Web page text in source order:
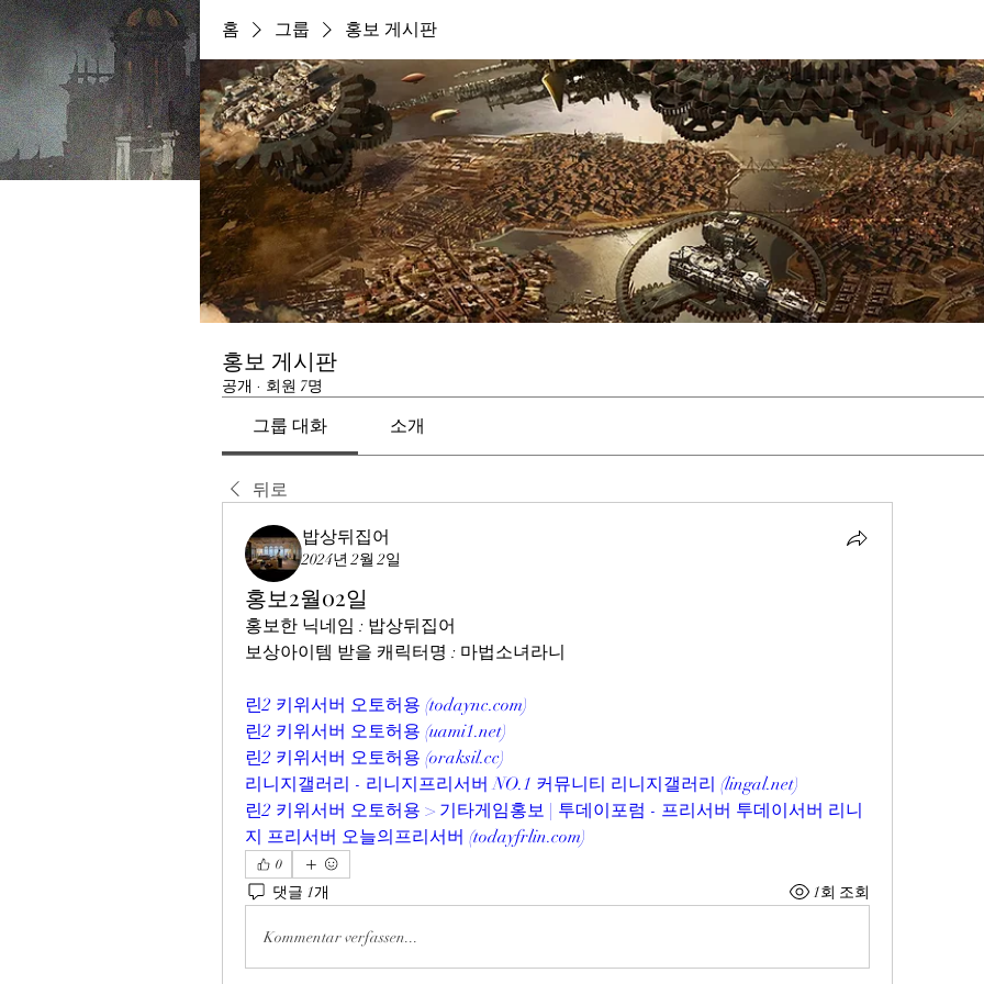
홈 그룹 홍보 게시판
홍보 게시판
공개 · 회원 7명
그룹 대화 소개
뒤로
밥상뒤집어
2024년 2월 2일
홍보2월02일
홍보한 닉네임 : 밥상뒤집어
보상아이템 받을 캐릭터명 : 마법소녀라니
린2 키위서버 오토허용 (todaync.com)
린2 키위서버 오토허용 (uami1.net)
린2 키위서버 오토허용 (oraksil.cc)
리니지갤러리 - 리니지프리서버 NO.1 커뮤니티 리니지갤러리 (lingal.net)
린2 키위서버 오토허용 > 기타게임홍보 | 투데이포럼 - 프리서버 투데이서버 리니
지 프리서버 오늘의프리서버 (todayfrlin.com)
0
댓글 1개 1회 조회
Kommentar verfassen...